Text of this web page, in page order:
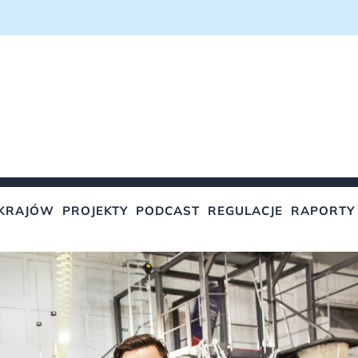
PROJEKTY PODCAST REGULACJE RAPORTY